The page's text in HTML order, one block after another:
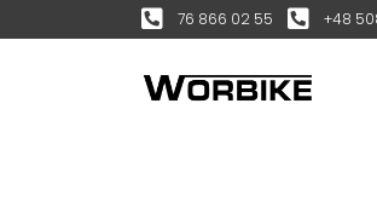
76 866 02 55 +48